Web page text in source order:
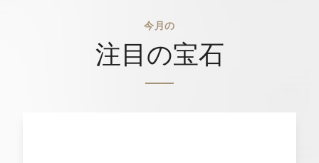
今月の
注目の宝石